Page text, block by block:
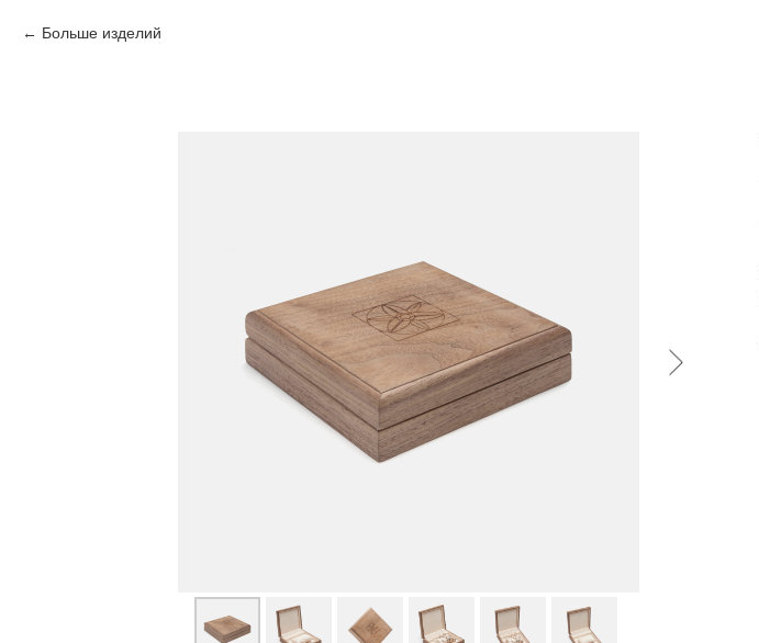
Больше изделий